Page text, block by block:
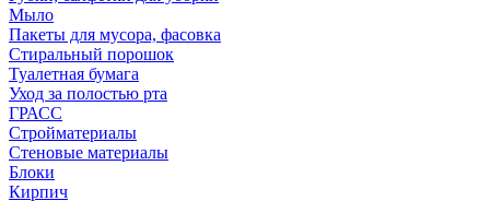
Мыло
Пакеты для мусора, фасовка
Стиральный порошок
Туалетная бумага
Уход за полостью рта
ГРАСС
Стройматериалы
Стеновые материалы
Блоки
Кирпич